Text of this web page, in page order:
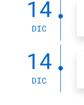
14
DIC
14
DIC